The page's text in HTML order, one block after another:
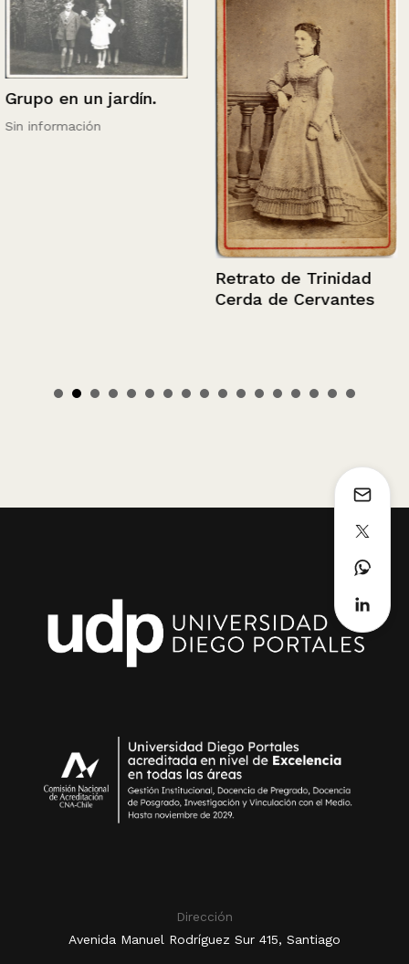
Grupo en un jardín.
Sin información
Retrato de Trinidad
Cerda de Cervantes
Dirección
Avenida Manuel Rodríguez Sur 415, Santiago